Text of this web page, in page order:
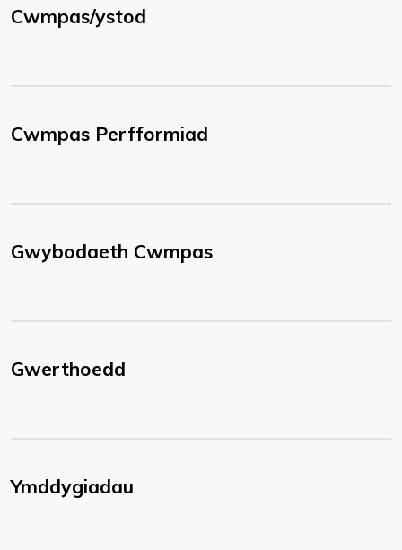
Cwmpas/ystod
Cwmpas Perfformiad
Gwybodaeth Cwmpas
Gwerthoedd
Ymddygiadau